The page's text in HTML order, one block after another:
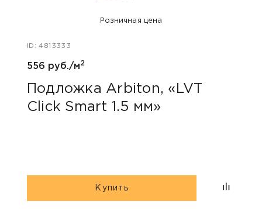
Розничная цена
ID: 4813333
556 руб./м2
Подложка Arbiton, «LVT
Click Smart 1.5 мм»
Купить